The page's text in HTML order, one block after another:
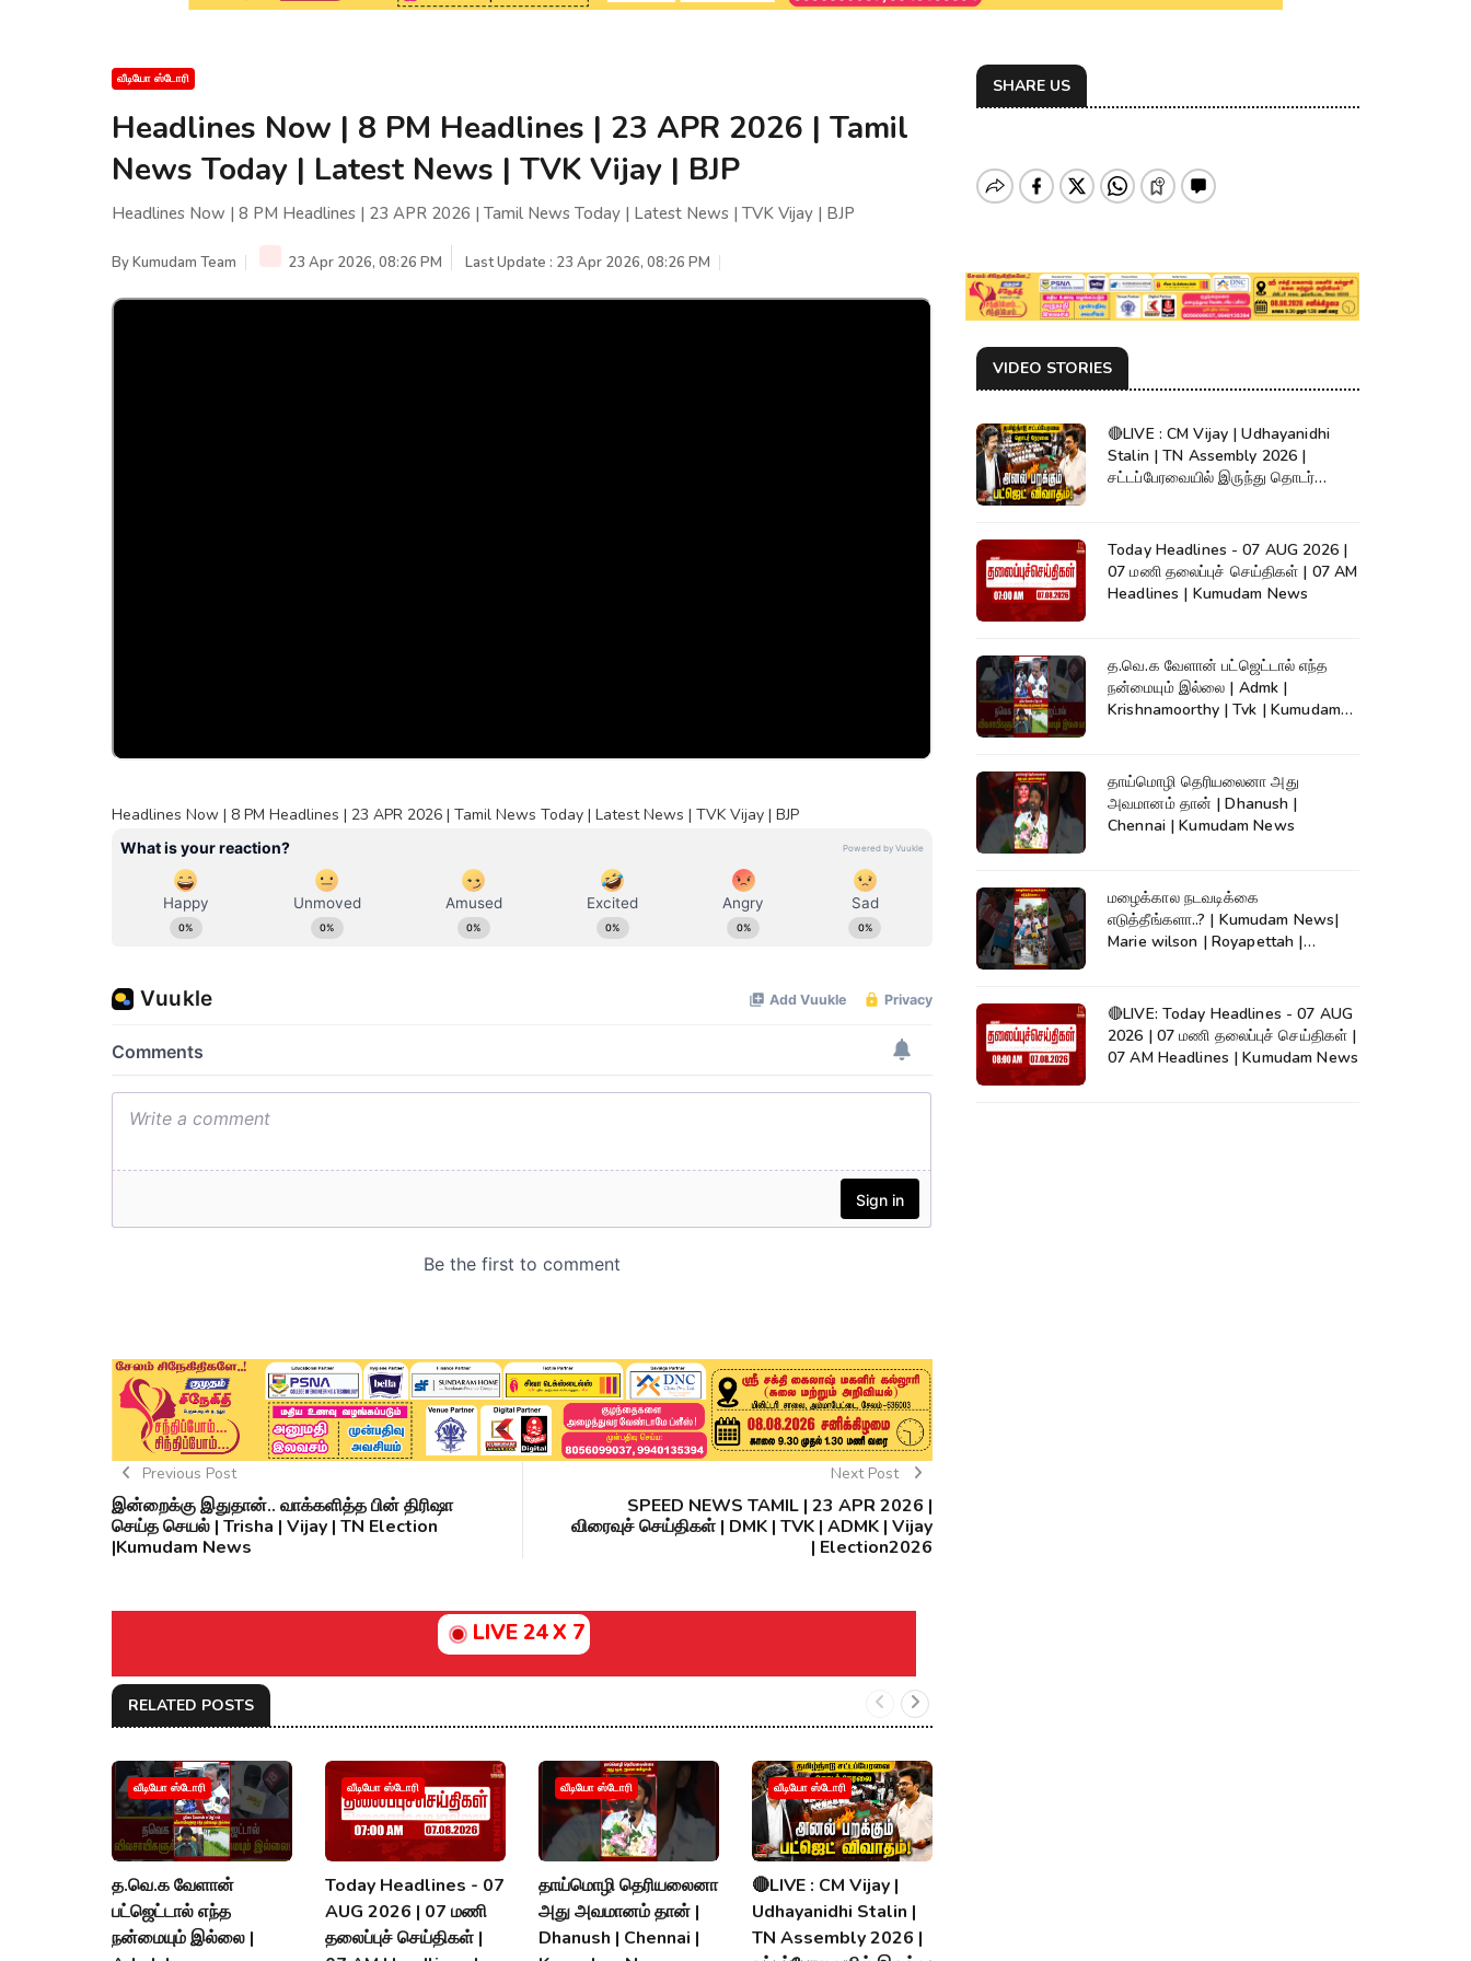
வீடியோ ஸ்டோரி
Headlines Now | 8 PM Headlines | 23 APR 2026 | Tamil
News Today | Latest News | TVK Vijay | BJP
Headlines Now | 8 PM Headlines | 23 APR 2026 | Tamil News Today | Latest News | TVK Vijay | BJP
ByKumudam Team 23 Apr 2026, 08:26 PM Last Update : 23 Apr 2026, 08:26 PM
Headlines Now | 8 PM Headlines | 23 APR 2026 | Tamil News Today | Latest News | TVK Vijay | BJP
Previous Post
இன்றைக்கு இதுதான்.. வாக்களித்த பின் திரிஷா
செய்த செயல் | Trisha | Vijay | TN Election
|Kumudam News
Next Post
SPEED NEWS TAMIL | 23 APR 2026 |
விரைவுச் செய்திகள் | DMK | TVK | ADMK | Vijay
| Election2026
LIVE 24 X 7
RELATED POSTS
வீடியோ ஸ்டோரி
த.வெ.க வேளான்
பட்ஜெட்டால் எந்த
நன்மையும் இல்லை |
வீடியோ ஸ்டோரி
Today Headlines - 07
AUG 2026 | 07 மணி
தலைப்புச் செய்திகள் |
வீடியோ ஸ்டோரி
தாய்மொழி தெரியலைனா
அது அவமானம் தான் |
Dhanush | Chennai |
வீடியோ ஸ்டோரி
🔴LIVE : CM Vijay |
Udhayanidhi Stalin |
TN Assembly 2026 |
SHARE US
VIDEO STORIES
🔴LIVE : CM Vijay | Udhayanidhi
Stalin | TN Assembly 2026 |
சட்டப்பேரவையில் இருந்து தொடர்
Today Headlines - 07 AUG 2026 |
07 மணி தலைப்புச் செய்திகள் | 07 AM
Headlines | Kumudam News
த.வெ.க வேளான் பட்ஜெட்டால் எந்த
நன்மையும் இல்லை | Admk |
Krishnamoorthy | Tvk | Kumudam
தாய்மொழி தெரியலைனா அது
அவமானம் தான் | Dhanush |
Chennai | Kumudam News
மழைக்கால நடவடிக்கை
எடுத்தீங்களா..? | Kumudam News|
Marie wilson | Royapettah |
🔴LIVE: Today Headlines - 07 AUG
2026 | 07 மணி தலைப்புச் செய்திகள் |
07 AM Headlines | Kumudam News